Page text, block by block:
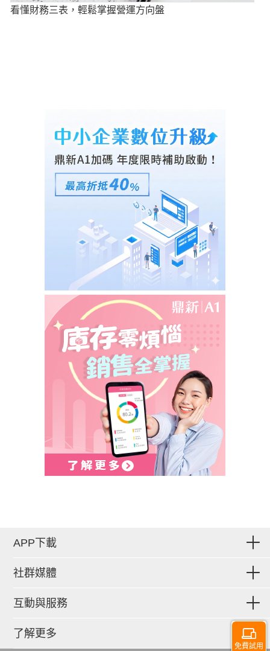
看懂財務三表，輕鬆掌握營運方向盤
免費試用
APP下載
社群媒體
互動與服務
了解更多